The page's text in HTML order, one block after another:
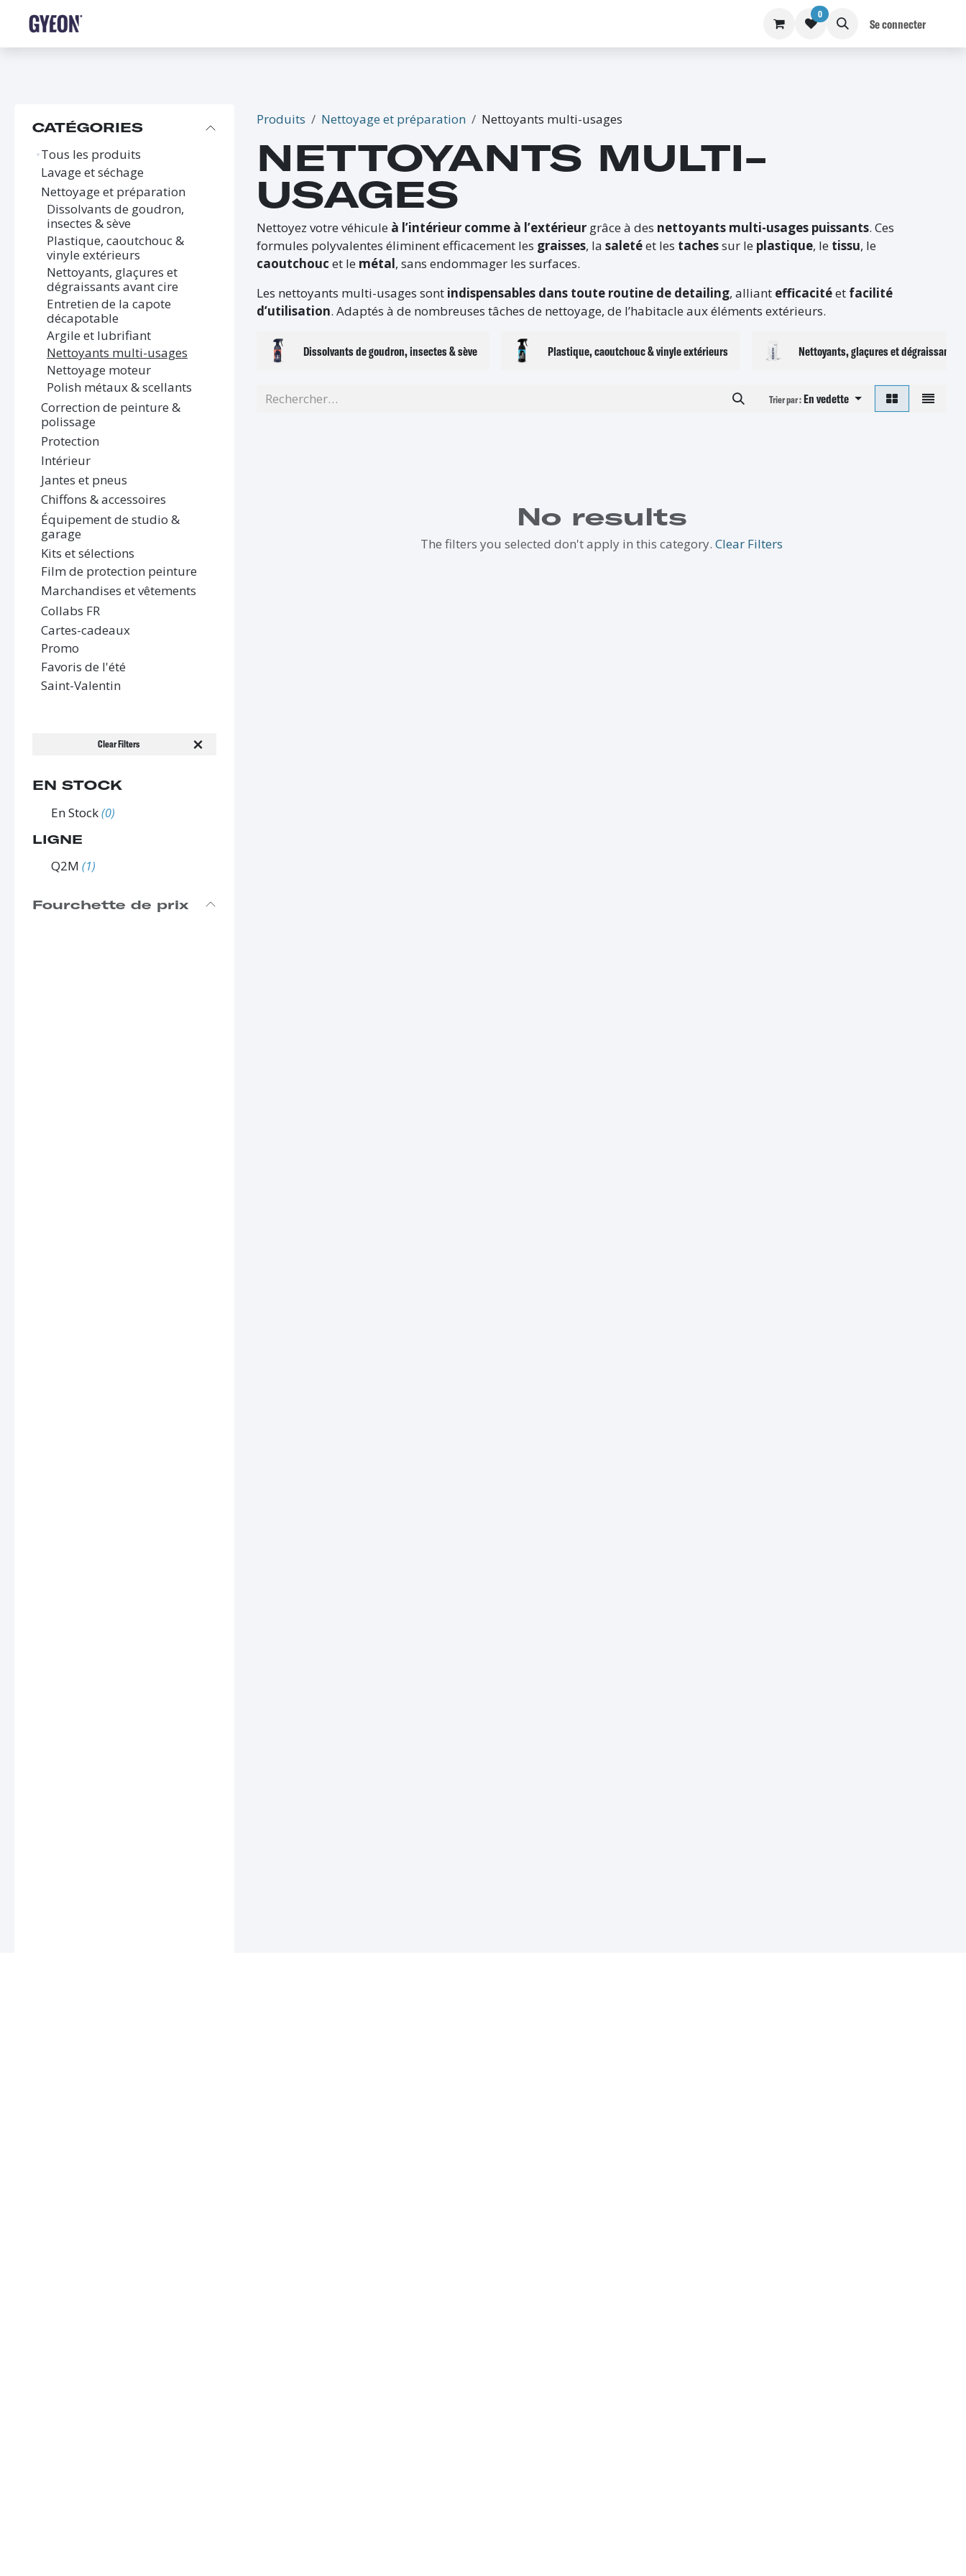
0
Se connecter
CATÉGORIES
Tous les produits
Lavage et séchage
Nettoyage et préparation
Dissolvants de goudron,
insectes & sève
Plastique, caoutchouc &
vinyle extérieurs
Nettoyants, glaçures et
dégraissants avant cire
Entretien de la capote
décapotable
Argile et lubrifiant
Nettoyants multi-usages
Nettoyage moteur
Polish métaux & scellants
Correction de peinture &
polissage
Protection
Intérieur
Jantes et pneus
Chiffons & accessoires
Équipement de studio &
garage
Kits et sélections
Film de protection peinture
Marchandises et vêtements
Collabs FR
Cartes-cadeaux
Promo
Favoris de l'été
Saint-Valentin
Clear Filters
EN STOCK
En Stock (0)
LIGNE
Q2M (1)
Fourchette de prix
Produits Nettoyage et préparation Nettoyants multi-usages
NETTOYANTS MULTI-
USAGES
Nettoyez votre véhicule à l’intérieur comme à l’extérieur grâce à des nettoyants multi-usages puissants. Ces
formules polyvalentes éliminent efficacement les graisses, la saletéet les tachessur le plastique, le tissu, le
caoutchouc et le métal, sans endommager les surfaces.
Les nettoyants multi-usages sont indispensables dans toute routine de detailing, alliant efficacitéet facilité
d’utilisation. Adaptés à de nombreuses tâches de nettoyage, de l’habitacle aux éléments extérieurs.
Dissolvants de goudron, insectes & sève Plastique, caoutchouc & vinyle extérieurs Nettoyants, glaçures et dégraissants
Trier par :En vedette
No results
The filters you selected don't apply in this category. Clear Filters